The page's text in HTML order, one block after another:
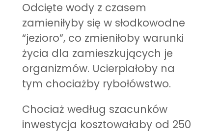
Odcięte wody z czasem
zamieniłyby się w słodkowodne
“jezioro”, co zmieniłoby warunki
życia dla zamieszkujących je
organizmów. Ucierpiałoby na
tym chociażby rybołówstwo.
Chociaż według szacunków
inwestycja kosztowałaby od 250